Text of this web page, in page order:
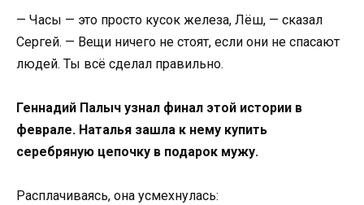
— Часы — это просто кусок железа, Лёш, — сказал
Сергей. — Вещи ничего не стоят, если они не спасают
людей. Ты всё сделал правильно.
Геннадий Палыч узнал финал этой истории в
феврале. Наталья зашла к нему купить
серебряную цепочку в подарок мужу.
Расплачиваясь, она усмехнулась: